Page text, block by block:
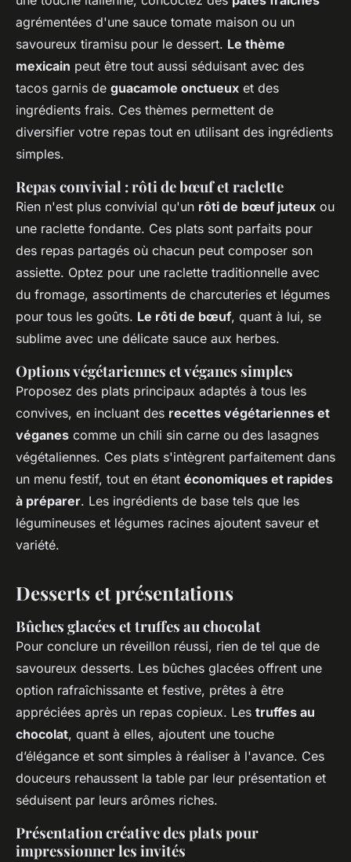
agrémentées d'une sauce tomate maison ou un
savoureux tiramisu pour le dessert. Le thème
mexicain peut être tout aussi séduisant avec des
tacos garnis de guacamole onctueux et des
ingrédients frais. Ces thèmes permettent de
diversifier votre repas tout en utilisant des ingrédients
simples.
Repas convivial : rôti de bœuf et raclette
Rien n'est plus convivial qu'un rôti de bœuf juteux ou
une raclette fondante. Ces plats sont parfaits pour
des repas partagés où chacun peut composer son
assiette. Optez pour une raclette traditionnelle avec
du fromage, assortiments de charcuteries et légumes
pour tous les goûts. Le rôti de bœuf, quant à lui, se
sublime avec une délicate sauce aux herbes.
Options végétariennes et véganes simples
Proposez des plats principaux adaptés à tous les
convives, en incluant des recettes végétariennes et
véganes comme un chili sin carne ou des lasagnes
végétaliennes. Ces plats s'intègrent parfaitement dans
un menu festif, tout en étant économiques et rapides
à préparer. Les ingrédients de base tels que les
légumineuses et légumes racines ajoutent saveur et
variété.
Desserts et présentations
Bûches glacées et truffes au chocolat
Pour conclure un réveillon réussi, rien de tel que de
savoureux desserts. Les bûches glacées offrent une
option rafraîchissante et festive, prêtes à être
appréciées après un repas copieux. Les truffes au
chocolat, quant à elles, ajoutent une touche
d’élégance et sont simples à réaliser à l'avance. Ces
douceurs rehaussent la table par leur présentation et
séduisent par leurs arômes riches.
Présentation créative des plats pour
impressionner les invités